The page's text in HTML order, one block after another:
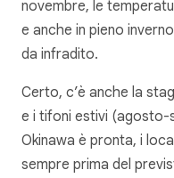
novembre, le
e anche in pieno
da infradito.
Certo, c’è anche la
e i tifoni estivi (agosto-
Okinawa è pronta, i
sempre prima del